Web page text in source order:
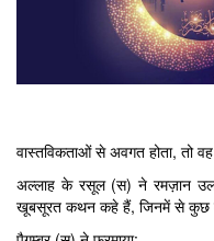
वास्तविकताओं से अवगत होता, तो वह
अल्लाह के रसूल (स) ने रमज़ान उल
खूबसूरत कथन कहे हैं, जिनमें से कुछ